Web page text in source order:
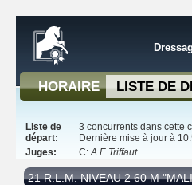
HORAIRE LISTE DE
Liste de
départ:
3 concurrents dans cette
Dernière mise à jour à
Juges:
C:A.F. Triffaut
21 R.L.M. NIVEAU 2 60 M